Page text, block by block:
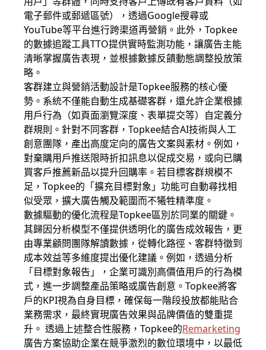
電子郵件或郵遞區號），透過Google搜尋或
YouTube等平台進行跨渠道再營銷。此外，Topkee
的數據追蹤工具TTO提供實時監測功能，讓廣告主能
清晰掌握廣告表現，並根據數據反饋動態調整投放策
略。
客群建立與營銷活動設計是Topkee服務的核心優
勢。系統不僅能自動生成基礎客群，還允許企業根據
用戶行為（如頁面瀏覽深度、表單提交等）自定義分
群規則。針對不同客群，Topkee結合AI技術與人工
創意團隊，產出高度定向的廣告文案與素材。例如，
對棄購用戶推送限時折扣訊息以促成交易，或向已購
買客戶推薦新品以提升回購率。若目標客群規模不
足，Topkee的「擴充目標對象」功能可自動尋找相
似受眾，擴大廣告觸及範圍而不犧牲精準度。
數據驅動的優化流程是Topkee區別於同業的關鍵。
其歸因分析模型不僅提供透明化的廣告成效報告，更
由專業顧問團隊解讀數據，從轉化路徑、客群特徵到
成本效益等多維度提出優化建議。例如，透過分析
「目標對象報告」，企業可識別高價值用戶的行為模
式，進一步調整產品策略或廣告創意。Topkee將客
戶的KPI視為自身目標，確保每一階段投放都能貼合
業務需求，最終實現廣告效果與品牌價值的雙重提
升。 透過上述整合性服務，Topkee的Remarketing
廣告方案協助企業在競爭激烈的數位環境中，以最低